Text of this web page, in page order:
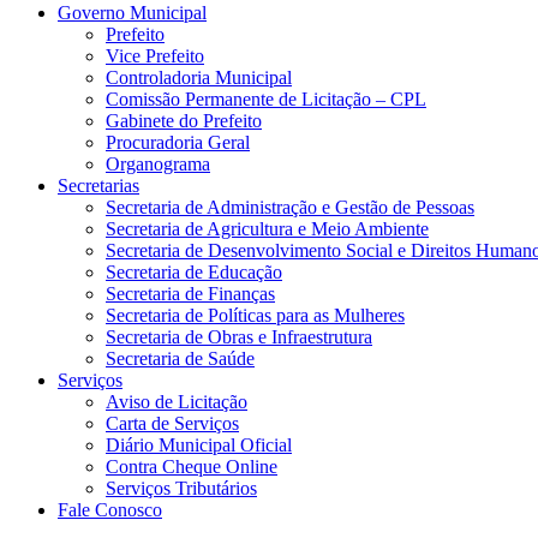
Governo Municipal
Prefeito
Vice Prefeito
Controladoria Municipal
Comissão Permanente de Licitação – CPL
Gabinete do Prefeito
Procuradoria Geral
Organograma
Secretarias
Secretaria de Administração e Gestão de Pessoas
Secretaria de Agricultura e Meio Ambiente
Secretaria de Desenvolvimento Social e Direitos
Secretaria de Educação
Secretaria de Finanças
Secretaria de Políticas para as Mulheres
Secretaria de Obras e Infraestrutura
Secretaria de Saúde
Serviços
Aviso de Licitação
Carta de Serviços
Diário Municipal Oficial
Contra Cheque Online
Serviços Tributários
Fale Conosco